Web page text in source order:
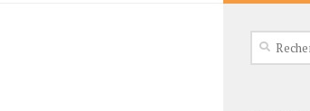
Rechercher :